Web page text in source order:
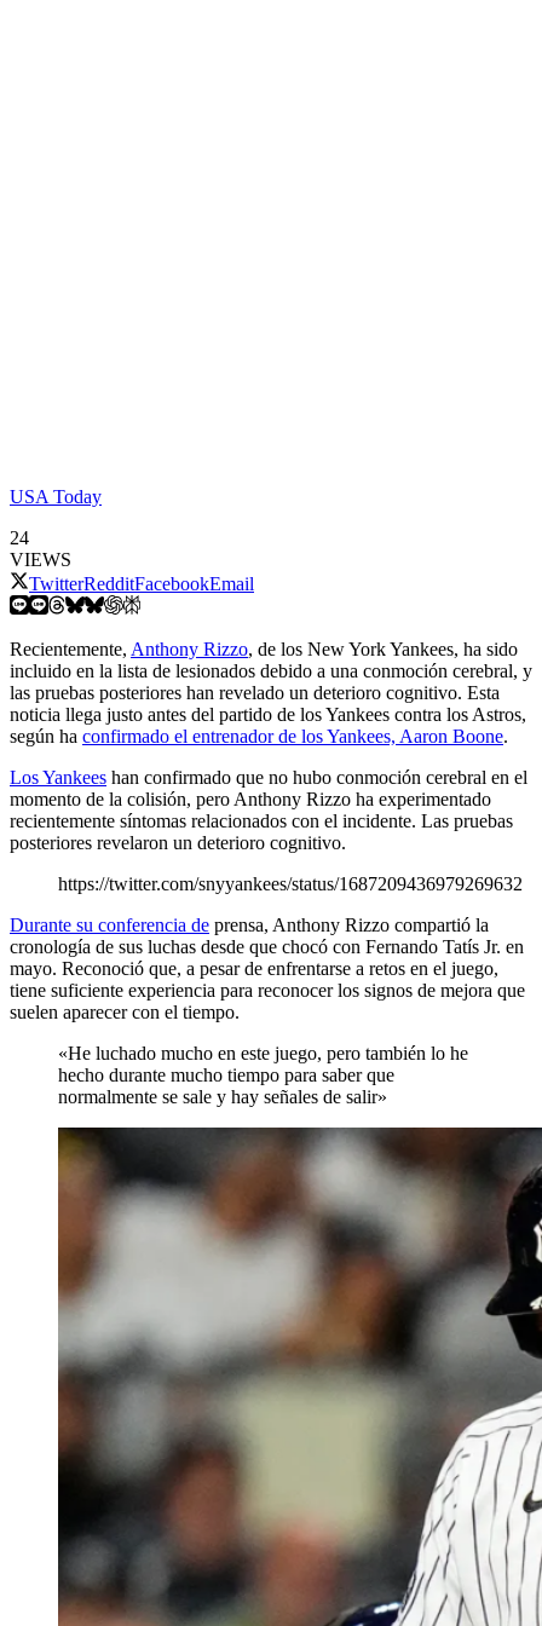
USA Today
24
VIEWS
TwitterRedditFacebookEmail
Recientemente, Anthony Rizzo, de los New York Yankees, ha sido
incluido en la lista de lesionados debido a una conmoción cerebral, y
las pruebas posteriores han revelado un deterioro cognitivo. Esta
noticia llega justo antes del partido de los Yankees contra los Astros,
según ha confirmado el entrenador de los Yankees, Aaron Boone.
Los Yankees han confirmado que no hubo conmoción cerebral en el
momento de la colisión, pero Anthony Rizzo ha experimentado
recientemente síntomas relacionados con el incidente. Las pruebas
posteriores revelaron un deterioro cognitivo.
https://twitter.com/snyyankees/status/1687209436979269632
Durante su conferencia de prensa, Anthony Rizzo compartió la
cronología de sus luchas desde que chocó con Fernando Tatís Jr. en
mayo. Reconoció que, a pesar de enfrentarse a retos en el juego,
tiene suficiente experiencia para reconocer los signos de mejora que
suelen aparecer con el tiempo.
«He luchado mucho en este juego, pero también lo he
hecho durante mucho tiempo para saber que
normalmente se sale y hay señales de salir»